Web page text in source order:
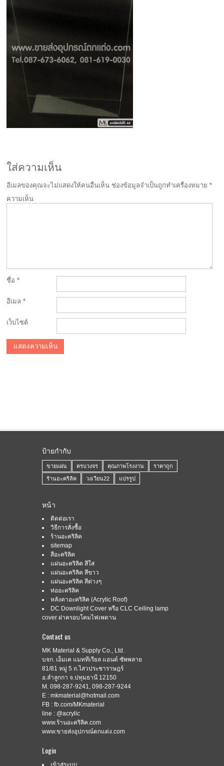
ใส่ความเห็น
อีเมลของคุณจะไม่แสดงให้คนอื่นเห็น ช่องข้อมูลจำเป็นถูกทำเครื่องหมาย*
ความเห็น
ชื่อ*
อีเมล*
เว็บไซต์
ป้ายกำกับ
ขายแผ่น ครบวงจร คุณภาพโรงงาน ราคาถูก
ร้านอะคริลิค วงเวียน22 แปรรูป
หน้า
ติดต่อเรา
วิธีการสั่งซื้อ
ร้านอะคริลิค
sitemap
สีอะคริลิค
แผ่นอะคริลิค สีใส
แผ่นอะคริลิค สีขาว
แผ่นอะคริลิค สีต่างๆ
ท่ออะคริลิค
หลังคาอะคริลิค (Acrylic Roof)
DC Downlight Cover หรือ CLC Ceiling lamp
cover ฝาครอบโคมไฟเพดาน
Contact us
MK Material & Supply Co., Ltd.
บจก. เอ็มเค แมททีเรียล แอนด์ ซัพพลาย
81/81 หมู่ 5 ถ.ไสวประชาราษฎร์
อ.ลำลูกกา จ.ปทุมธานี 12150
M. 098-287-9241, 098-287-9244
E : mkmaterial@hotmail.com
FB : fb.com/MKmaterial
line : @acrylic
www.ร้านอะคริลิค.com
www.ขายส่งอุปกรณ์ตกแต่ง.com
Login
เข้าสู่ระบบ